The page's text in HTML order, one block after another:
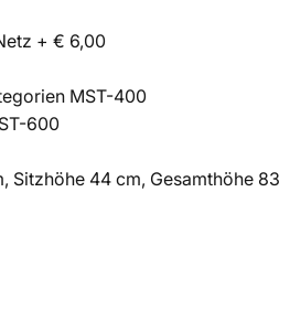
+ € 6,00
MST-400
600
Sitzhöhe 44 cm, Gesamthöhe 83